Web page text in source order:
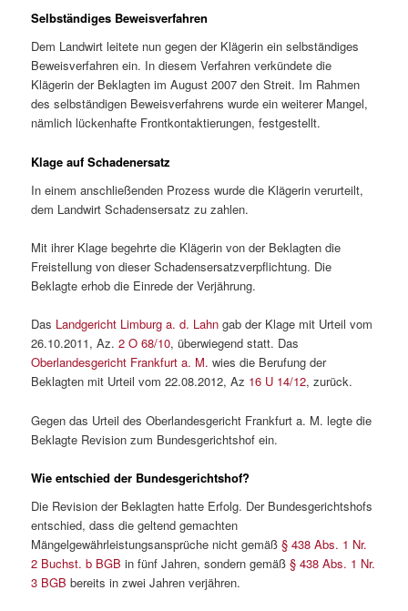
Selbständiges Beweisverfahren
Dem Landwirt leitete nun gegen der Klägerin ein selbständiges
Beweisverfahren ein. In diesem Verfahren verkündete die
Klägerin der Beklagten im August 2007 den Streit. Im Rahmen
des selbständigen Beweisverfahrens wurde ein weiterer Mangel,
nämlich lückenhafte Frontkontaktierungen, festgestellt.
Klage auf Schadenersatz
In einem anschließenden Prozess wurde die Klägerin verurteilt,
dem Landwirt Schadensersatz zu zahlen.
Mit ihrer Klage begehrte die Klägerin von der Beklagten die
Freistellung von dieser Schadensersatzverpflichtung. Die
Beklagte erhob die Einrede der Verjährung.
Das Landgericht Limburg a. d. Lahn gab der Klage mit Urteil vom
26.10.2011, Az.2 O 68/10, überwiegend statt. Das
Oberlandesgericht Frankfurt a. M. wies die Berufung der
Beklagten mit Urteil vom 22.08.2012, Az 16 U 14/12, zurück.
Gegen das Urteil des Oberlandesgericht Frankfurt a. M. legte die
Beklagte Revision zum Bundesgerichtshof ein.
Wie entschied der Bundesgerichtshof?
Die Revision der Beklagten hatte Erfolg. Der Bundesgerichtshofs
entschied, dass die geltend gemachten
Mängelgewährleistungsansprüche nicht gemäß§ 438 Abs. 1 Nr.
2 Buchst. b BGB in fünf Jahren, sondern gemäß§ 438 Abs. 1 Nr.
3 BGB bereits in zwei Jahren verjähren.